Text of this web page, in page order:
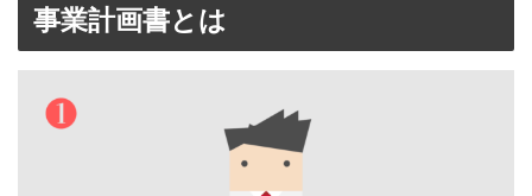
事業計画書とは